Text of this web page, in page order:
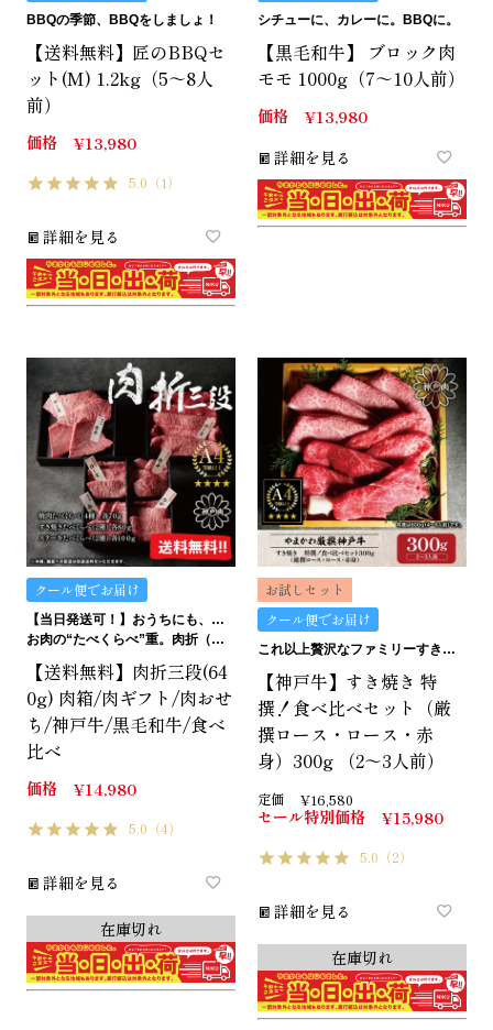
BBQの季節、BBQをしましょ！
【送料無料】匠のBBQセ
ット(M) 1.2kg（5～8人
前）
価格 ¥13,980
5.0 （1）
詳細を見る
シチューに、カレーに。BBQに。
【黒毛和牛】 ブロック肉
モモ 1000g（7～10人前）
価格 ¥13,980
詳細を見る
クール便でお届け
【当日発送可！】おうちにも、ギフトにも。ご褒美にも…イケます！
お肉の“たべくらべ”重。肉折（にくおり）
【送料無料】肉折三段(64
0g) 肉箱/肉ギフト/肉おせ
ち/神戸牛/黒毛和牛/食べ
比べ
価格 ¥14,980
5.0 （4）
詳細を見る
在庫切れ
お試しセット
クール便でお届け
これ以上贅沢なファミリーすき焼きはありません。
【神戸牛】すき焼き 特
撰！食べ比べセット（厳
撰ロース・ロース・赤
身）300g （2～3人前）
定価 ¥16,580
セール特別価格 ¥15,980
5.0 （2）
詳細を見る
在庫切れ